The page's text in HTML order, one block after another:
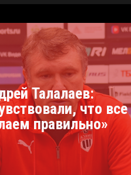
Талалаев:
что все
правильно»